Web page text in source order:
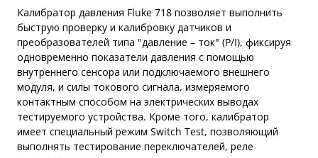
Калибратор давления Fluke 718 позволяет выполнить
быструю проверку и калибровку датчиков и
преобразователей типа "давление – ток" (P/I), фиксируя
одновременно показатели давления с помощью
внутреннего сенсора или подключаемого внешнего
модуля, и силы токового сигнала, измеряемого
контактным способом на электрических выводах
тестируемого устройства. Кроме того, калибратор
имеет специальный режим Switch Test, позволяющий
выполнять тестирование переключателей, реле